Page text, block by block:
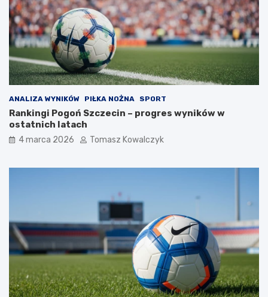
ANALIZA WYNIKÓW PIŁKA NOŻNA SPORT
Rankingi Pogoń Szczecin – progres wyników w
ostatnich latach
4 marca 2026 Tomasz Kowalczyk